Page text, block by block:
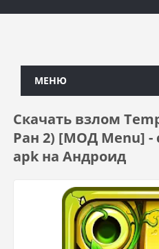
МЕНЮ
Скачать взлом
Ран 2) [МОД Menu] -
apk на Андроид